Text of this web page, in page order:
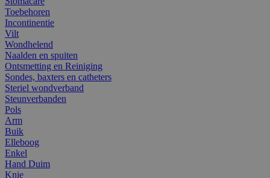
Toebehoren
Incontinentie
Vilt
Wondhelend
Naalden en spuiten
Ontsmetting en Reiniging
Sondes, baxters en catheters
Steriel wondverband
Steunverbanden
Pols
Arm
Buik
Elleboog
Enkel
Hand Duim
Knie